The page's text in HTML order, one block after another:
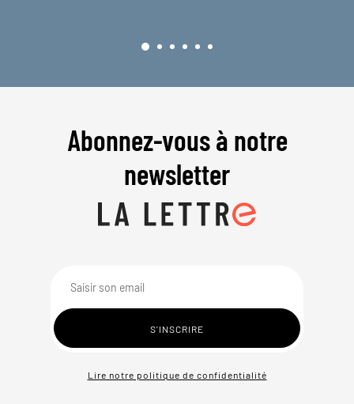
Abonnez-vous à notre
newsletter
Lire notre politique de confidentialité